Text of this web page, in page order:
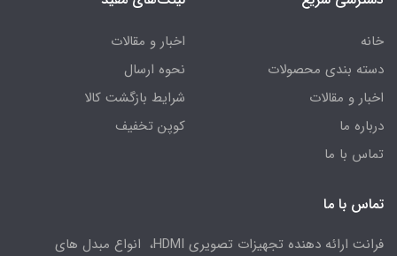
خانه
دسته بندی محصولات
اخبار و مقالات
درباره ما
تماس با ما
اخبار و مقالات
نحوه ارسال
شرایط بازگشت کالا
کوپن تخفیف
تماس با ما
فرانت ارائه دهنده تجهیزات تصویری HDMI، انواع مبدل های